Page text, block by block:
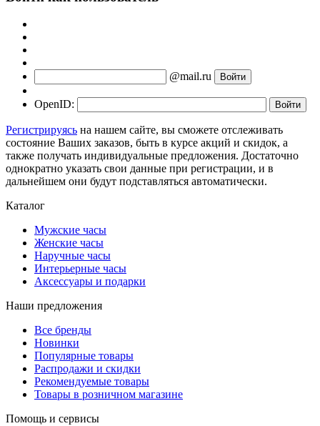
@mail.ru
OpenID:
Регистрируясь на нашем сайте, вы сможете отслеживать
состояние Ваших заказов, быть в курсе акций и скидок, а
также получать индивидуальные предложения. Достаточно
однократно указать свои данные при регистрации, и в
дальнейшем они будут подставляться автоматически.
Каталог
Мужские часы
Женские часы
Наручные часы
Интерьерные часы
Аксессуары и подарки
Наши предложения
Все бренды
Новинки
Популярные товары
Распродажи и скидки
Рекомендуемые товары
Товары в розничном магазине
Помощь и сервисы